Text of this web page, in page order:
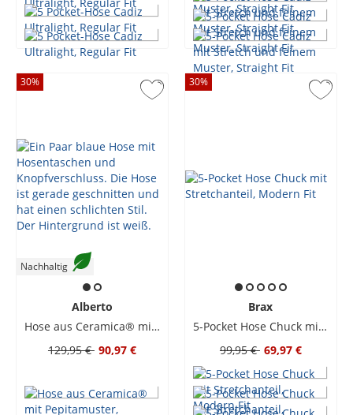
30%
Nachhaltig
Alberto
Hose aus Ceramica® mit Pepitamuster, Regular Fit
129,95 € 90,97 €
30%
Brax
5-Pocket Hose Chuck mit Stretchanteil, Modern Fit
99,95 € 69,97 €